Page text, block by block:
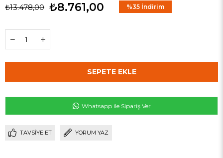
₺13.478,00 ₺8.761,00 %35 İndirim
Whatsapp ile Sipariş Ver
TAVSIYE ET YORUM YAZ